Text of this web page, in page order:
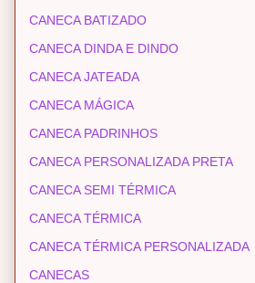
CANECA BATIZADO
CANECA DINDA E DINDO
CANECA JATEADA
CANECA MÁGICA
CANECA PADRINHOS
CANECA PERSONALIZADA PRETA
CANECA SEMI TÉRMICA
CANECA TÉRMICA
CANECA TÉRMICA PERSONALIZADA
CANECAS